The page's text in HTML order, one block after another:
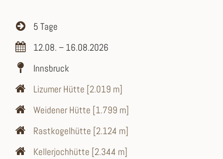
5 Tage
12.08. – 16.08.2026
Innsbruck
Lizumer Hütte [2.019 m]
Weidener Hütte [1.799 m]
Rastkogelhütte [2.124 m]
Kellerjochhütte [2.344 m]